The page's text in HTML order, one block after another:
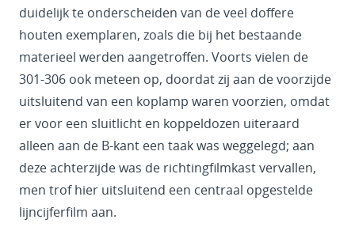
duidelijk te onderscheiden van de veel doffere
houten exemplaren, zoals die bij het bestaande
materieel werden aangetroffen. Voorts vielen de
301-306 ook meteen op, doordat zij aan de voorzijde
uitsluitend van een koplamp waren voorzien, omdat
er voor een sluitlicht en koppeldozen uiteraard
alleen aan de B-kant een taak was weggelegd; aan
deze achterzijde was de richtingfilmkast vervallen,
men trof hier uitsluitend een centraal opgestelde
lijncijferfilm aan.